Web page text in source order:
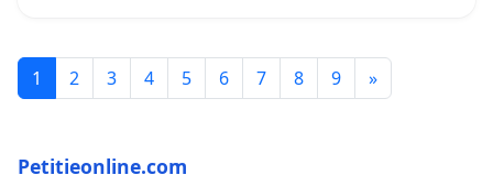
1 2 3 4 5 6 7 8 9 »
Petitieonline.com